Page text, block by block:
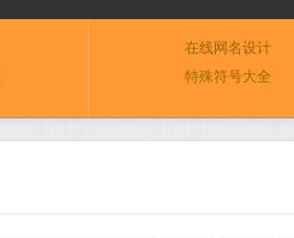
在线网名设计
特殊符号大全